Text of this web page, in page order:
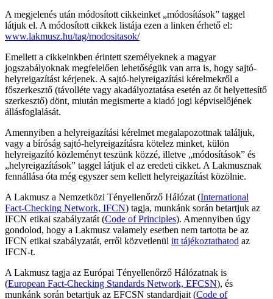
A megjelenés után módosított cikkeinket „módosítások” taggel
látjuk el. A módosított cikkek listája ezen a linken érhető el:
www.lakmusz.hu/tag/modositasok/
Emellett a cikkeinkben érintett személyeknek a magyar
jogszabályoknak megfelelően lehetőségük van arra is, hogy sajtó-
helyreigazítást kérjenek. A sajtó-helyreigazítási kérelmekről a
főszerkesztő (távolléte vagy akadályoztatása esetén az őt helyettesítő
szerkesztő) dönt, miután megismerte a kiadó jogi képviselőjének
állásfoglalását.
Amennyiben a helyreigazítási kérelmet megalapozottnak találjuk,
vagy a bíróság sajtó-helyreigazításra kötelez minket, külön
helyreigazító közleményt teszünk közzé, illetve „módosítások” és
„helyreigazítások” taggel látjuk el az eredeti cikket. A Lakmusznak
fennállása óta még egyszer sem kellett helyreigazítást közölnie.
A Lakmusz a Nemzetközi Tényellenőrző Hálózat (International
Fact-Checking Network, IFCN) tagja, munkánk során betartjuk az
IFCN etikai szabályzatát (Code of Principles). Amennyiben úgy
gondolod, hogy a Lakmusz valamely esetben nem tartotta be az
IFCN etikai szabályzatát, erről közvetlenül itt tájékoztathatod az
IFCN-t.
A Lakmusz tagja az Európai Tényellenőrző Hálózatnak is
(European Fact-Checking Standards Network, EFCSN), és
munkánk során betartjuk az EFCSN standardjait (Code of